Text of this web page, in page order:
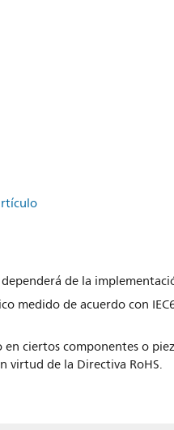
de la
medido de acuerdo con
ciertos componentes o
virtud de la Directiva RoHS.